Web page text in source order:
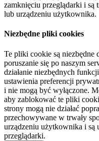
zamknięciu przeglądarki i są
lub urządzeniu użytkownika.
Niezbędne pliki cookies
Te pliki cookie są niezbędne
poruszanie się po naszym
działanie niezbędnych
ustawienia preferencji
i nie mogą być wyłączone.
aby zablokować te pliki
strony mogą nie działać
przechowywane w trwały
urządzeniu użytkownika i są
przeglądarki.